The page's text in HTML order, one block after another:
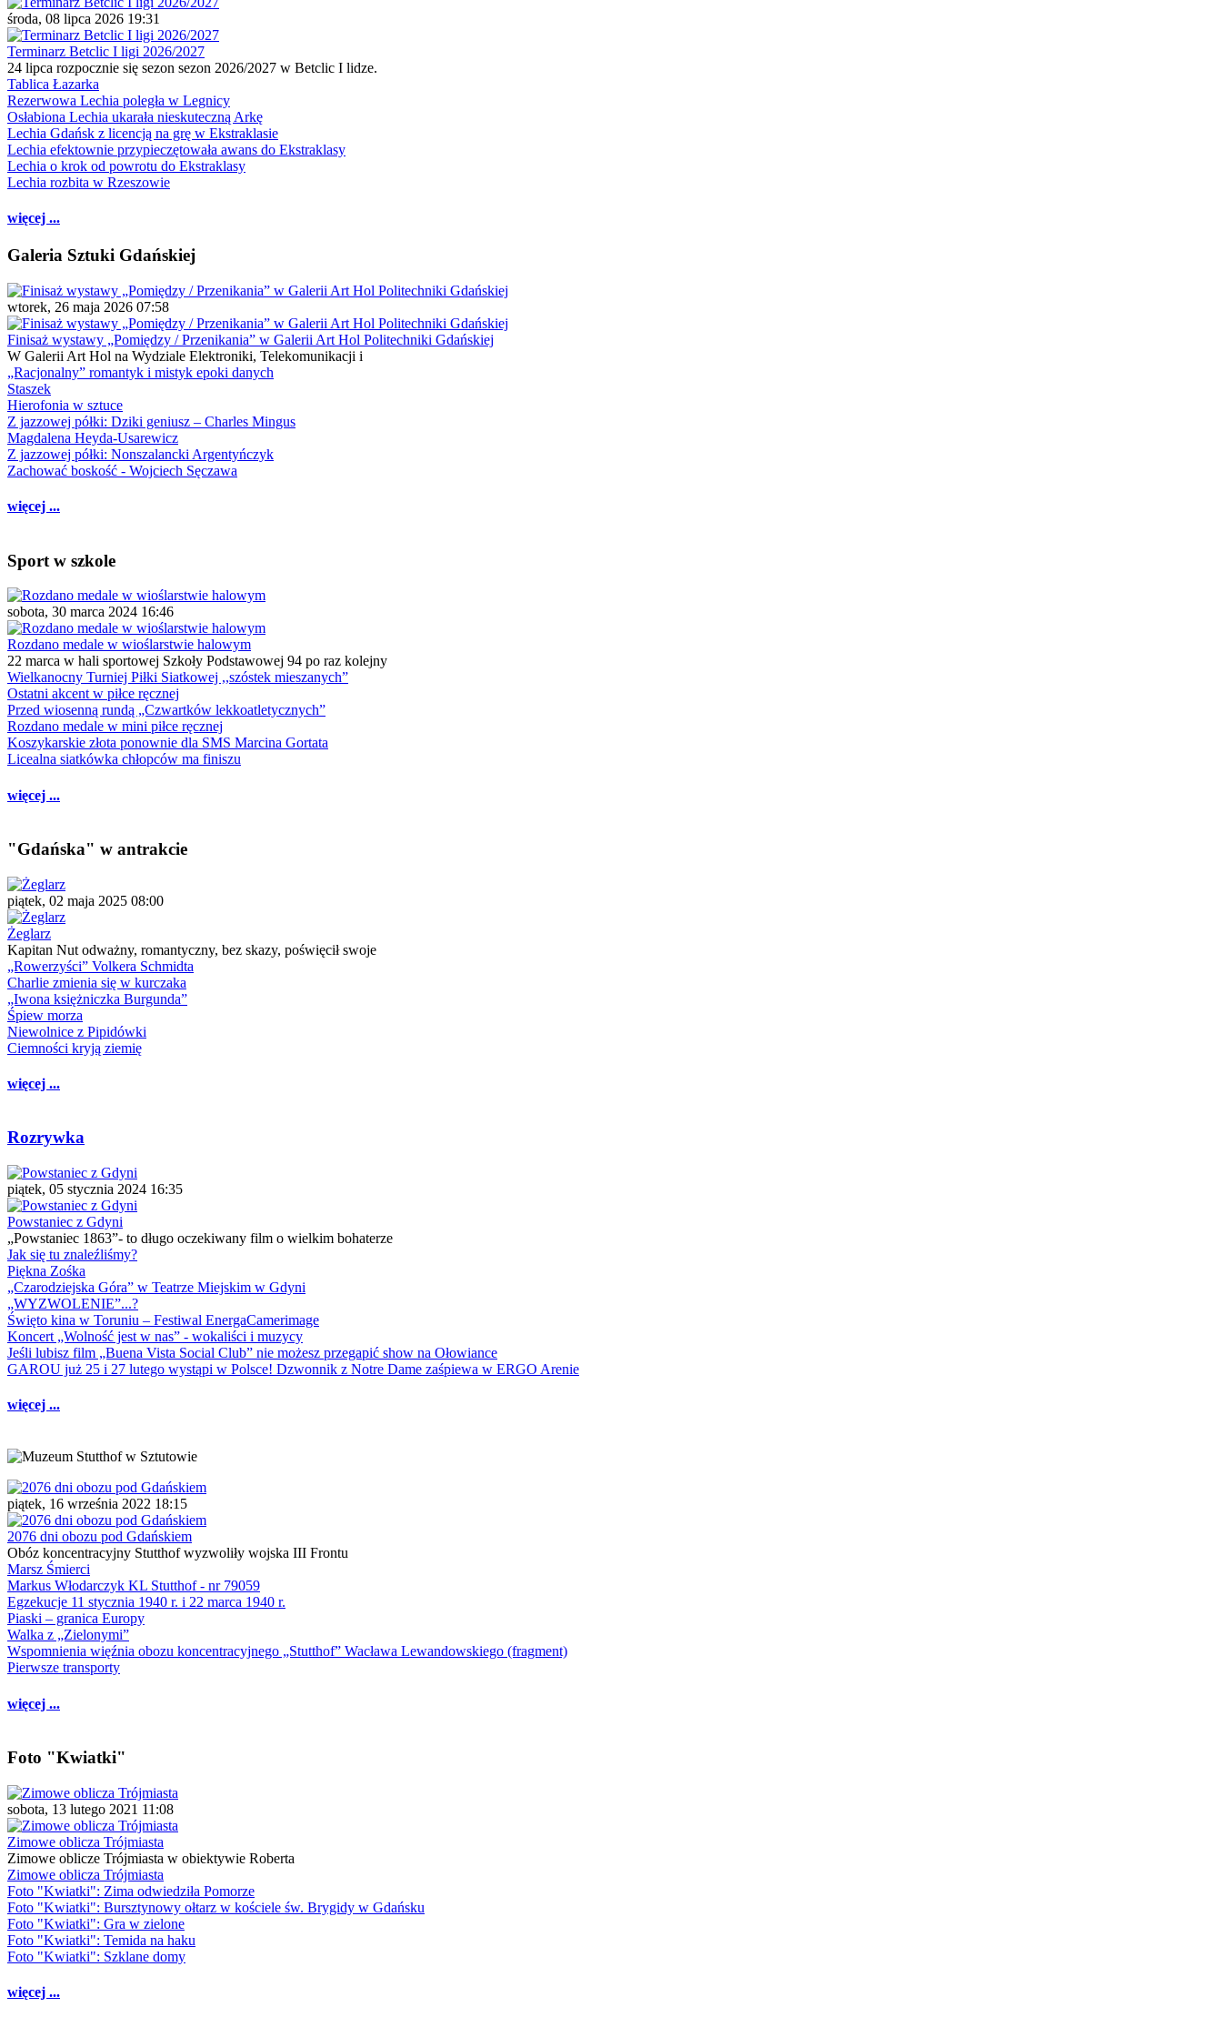
środa, 08 lipca 2026 19:31
Terminarz Betclic I ligi 2026/2027
24 lipca rozpocznie się sezon sezon 2026/2027 w Betclic I lidze.
Tablica Łazarka
Rezerwowa Lechia poległa w Legnicy
Osłabiona Lechia ukarała nieskuteczną Arkę
Lechia Gdańsk z licencją na grę w Ekstraklasie
Lechia efektownie przypieczętowała awans do Ekstraklasy
Lechia o krok od powrotu do Ekstraklasy
Lechia rozbita w Rzeszowie
więcej ...
Galeria Sztuki Gdańskiej
wtorek, 26 maja 2026 07:58
Finisaż wystawy „Pomiędzy / Przenikania” w Galerii Art Hol Politechniki Gdańskiej
W Galerii Art Hol na Wydziale Elektroniki, Telekomunikacji i
„Racjonalny” romantyk i mistyk epoki danych
Staszek
Hierofonia w sztuce
Z jazzowej półki: Dziki geniusz – Charles Mingus
Magdalena Heyda-Usarewicz
Z jazzowej półki: Nonszalancki Argentyńczyk
Zachować boskość - Wojciech Sęczawa
więcej ...
Sport w szkole
sobota, 30 marca 2024 16:46
Rozdano medale w wioślarstwie halowym
22 marca w hali sportowej Szkoły Podstawowej 94 po raz kolejny
Wielkanocny Turniej Piłki Siatkowej ,,szóstek mieszanych”
Ostatni akcent w piłce ręcznej
Przed wiosenną rundą „Czwartków lekkoatletycznych”
Rozdano medale w mini piłce ręcznej
Koszykarskie złota ponownie dla SMS Marcina Gortata
Licealna siatkówka chłopców ma finiszu
więcej ...
"Gdańska" w antrakcie
piątek, 02 maja 2025 08:00
Żeglarz
Kapitan Nut odważny, romantyczny, bez skazy, poświęcił swoje
„Rowerzyści” Volkera Schmidta
Charlie zmienia się w kurczaka
„Iwona księżniczka Burgunda”
Śpiew morza
Niewolnice z Pipidówki
Ciemności kryją ziemię
więcej ...
Rozrywka
piątek, 05 stycznia 2024 16:35
Powstaniec z Gdyni
„Powstaniec 1863”- to długo oczekiwany film o wielkim bohaterze
Jak się tu znaleźliśmy?
Piękna Zośka
„Czarodziejska Góra” w Teatrze Miejskim w Gdyni
„WYZWOLENIE”...?
Święto kina w Toruniu – Festiwal EnergaCamerimage
Koncert „Wolność jest w nas” - wokaliści i muzycy
Jeśli lubisz film „Buena Vista Social Club” nie możesz przegapić show na Ołowiance
GAROU już 25 i 27 lutego wystąpi w Polsce! Dzwonnik z Notre Dame zaśpiewa w ERGO Arenie
więcej ...
piątek, 16 września 2022 18:15
2076 dni obozu pod Gdańskiem
Obóz koncentracyjny Stutthof wyzwoliły wojska III Frontu
Marsz Śmierci
Markus Włodarczyk KL Stutthof - nr 79059
Egzekucje 11 stycznia 1940 r. i 22 marca 1940 r.
Piaski – granica Europy
Walka z „Zielonymi”
Wspomnienia więźnia obozu koncentracyjnego „Stutthof” Wacława Lewandowskiego (fragment)
Pierwsze transporty
więcej ...
Foto "Kwiatki"
sobota, 13 lutego 2021 11:08
Zimowe oblicza Trójmiasta
Zimowe oblicze Trójmiasta w obiektywie Roberta
Zimowe oblicza Trójmiasta
Foto "Kwiatki": Zima odwiedziła Pomorze
Foto "Kwiatki": Bursztynowy ołtarz w kościele św. Brygidy w Gdańsku
Foto "Kwiatki": Gra w zielone
Foto "Kwiatki": Temida na haku
Foto "Kwiatki": Szklane domy
więcej ...